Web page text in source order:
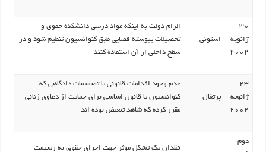
30
ژانویه
2002
استونی
الزام دولت به اینکه مواد درسی دانشکده حقوق و
تحصیلات پیوسته قضایی طبق کنوانسیون تنظیم شود و در
سطح داخلی از آن استفاده کنند
23
ژانویه
2002
پرتغال
عدم وجود اقدامات قانونی یا تصمیمات دادگاهی که
کنوانسیون یا قانون اساسی برای حمایت از دعاوی زنانی
مقرر کرده که شاهد تبعیض بوده اند
دوم
فقدان یک تشکل موثر جهت اجرای حقوق به رسیمت